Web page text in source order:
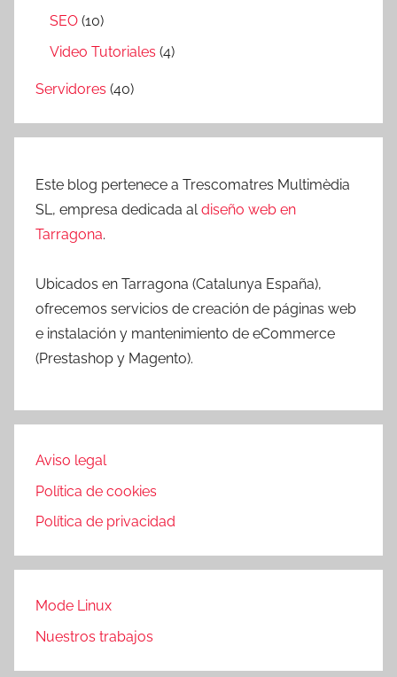
SEO (10)
Video Tutoriales (4)
Servidores (40)
Este blog pertenece a Trescomatres Multimèdia
SL, empresa dedicada aldiseño web en
Tarragona.
Ubicados en Tarragona (Catalunya España),
ofrecemos servicios de creación de páginas web
e instalación y mantenimiento de eCommerce
(Prestashop y Magento).
Aviso legal
Política de cookies
Política de privacidad
Mode Linux
Nuestros trabajos